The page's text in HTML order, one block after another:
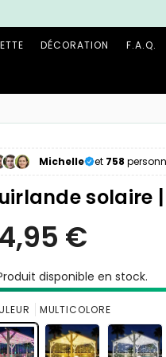
DÉCORATION F.A.Q.
Michelle et 758
solaire
disponible en stock.
MULTICOLORE